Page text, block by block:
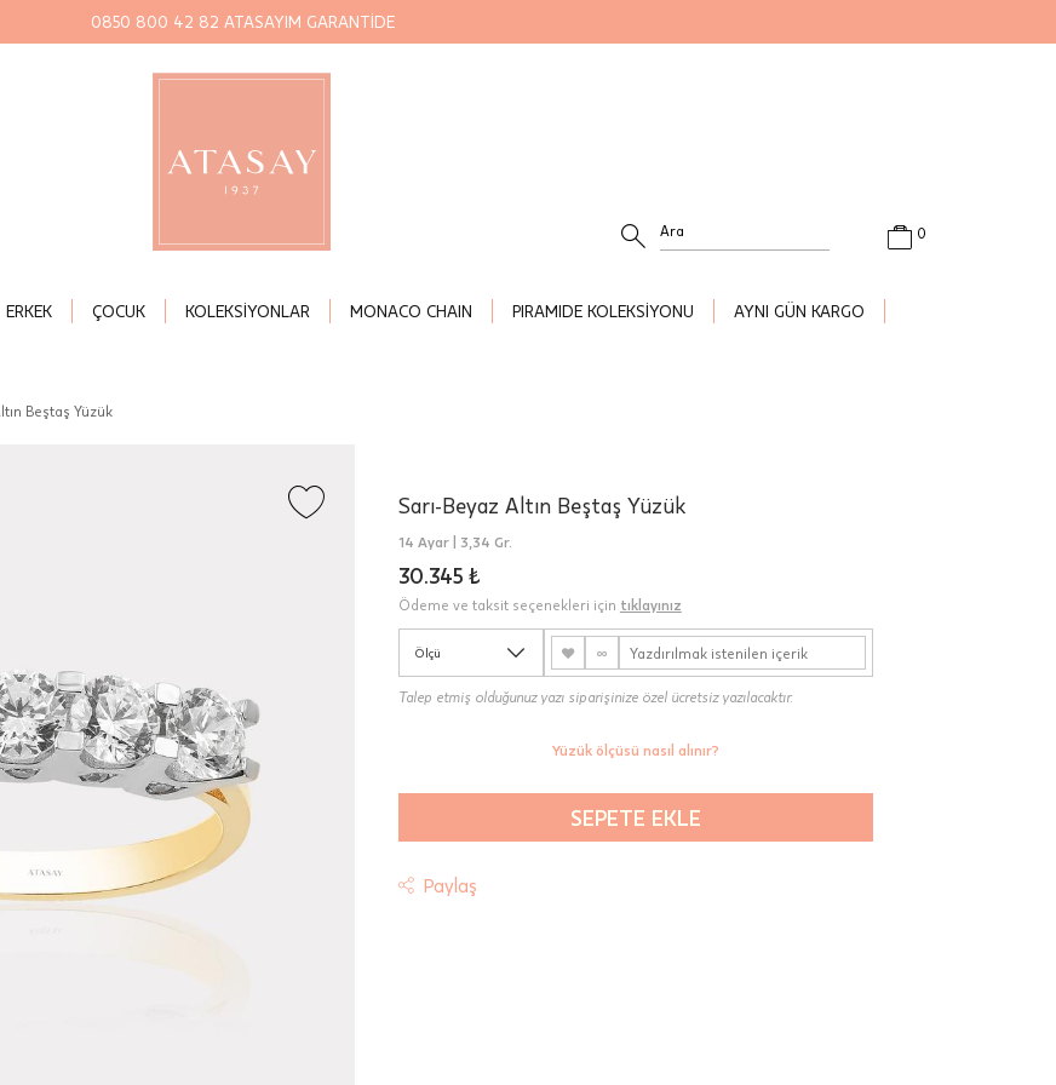
0850 800 42 82 ATASAYIM GARANTİDE
ERKEK ÇOCUK KOLEKSİYONLAR MONACO CHAIN PIRAMIDE KOLEKSİYONU AYNI GÜN KARGO
0
Beştaş Yüzük
Sarı-Beyaz Altın Beştaş Yüzük
14 Ayar | 3,34 Gr.
30.345 ₺
Ödeme ve taksit seçenekleri için tıklayınız
Ölçü ♥ ∞
Talep etmiş olduğunuz yazı siparişinize özel ücretsiz yazılacaktır.
Yüzük ölçüsü nasıl alınır?
SEPETE EKLE
Paylaş